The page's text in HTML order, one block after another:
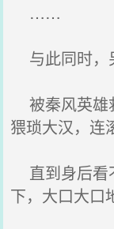
……
与此同时，
被秦风英雄
猥琐大汉，连
直到身后看
下，大口大口